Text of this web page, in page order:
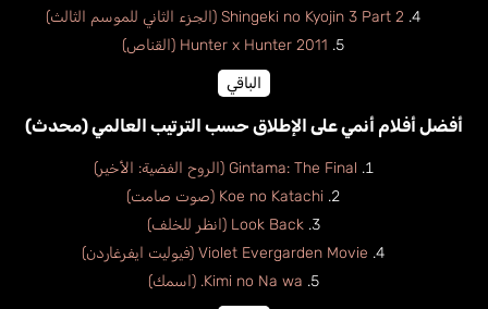
Shingeki no Kyojin 3 Part 2 (الجزء الثاني للموسم الثالث)
Hunter x Hunter 2011 (القناص)
الباقي
أفضل أفلام أنمي على الإطلاق حسب الترتيب العالمي (محدث)
Gintama: The Final (الروح الفضية: الأخير)
Koe no Katachi (صوت صامت)
Look Back (انظر للخلف)
Violet Evergarden Movie (فيوليت ايفرغاردن)
Kimi no Na wa. (اسمك)